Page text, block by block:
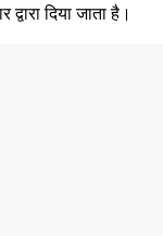
दिया जाता है।